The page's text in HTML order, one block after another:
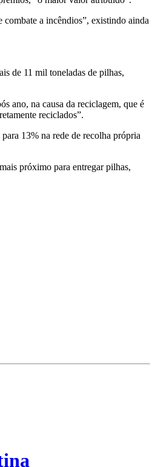
combate a incêndios”, existindo ainda
de 11 mil toneladas de pilhas,
ano, na causa da reciclagem, que é
reciclados”.
13% na rede de recolha própria
próximo para entregar pilhas,